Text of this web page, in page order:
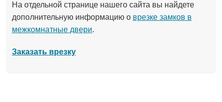
На отдельной странице нашего сайта вы найдете
дополнительную информацию о врезке замков в
межкомнатные двери.
Заказать врезку